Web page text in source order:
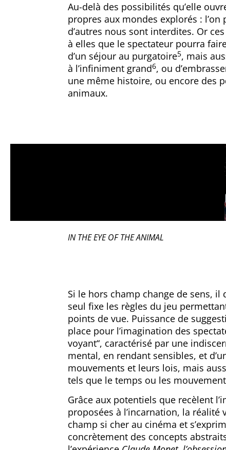
Au-delà des possibilités qu’elle
propres aux mondes explorés :
d’autres nous sont interdites. Or
à elles que le spectateur pourra
d’un séjour au purgatoire5, mais
à l’infiniment grand6, ou
une même histoire, ou encore des
animaux.
IN THE EYE OF THE ANIMAL
Si le hors champ change de sens,
seul fixe les règles du jeu
points de vue. Puissance de
place pour l’imagination des
voyant“, caractérisé par une
mental, en rendant sensibles, et
mouvements et leurs lois, mais
tels que le temps ou les
Grâce aux potentiels que recèlent
proposées à l’incarnation, la
champ si cher au cinéma et
concrètement des concepts